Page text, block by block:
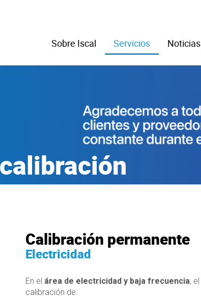
Sobre Iscal Servicios Noticias
Calibración permanente
Electricidad
En el área de electricidad y baja frecuencia, el
calibración de: